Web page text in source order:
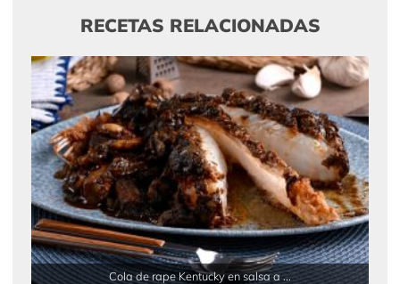
RECETAS RELACIONADAS
Cola de rape Kentucky en salsa a ...